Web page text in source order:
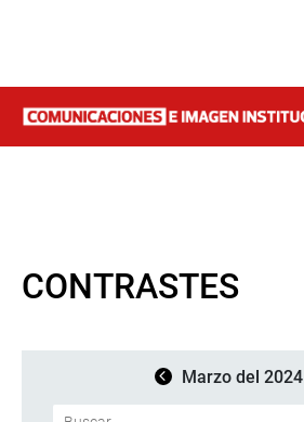
CONTRASTES
Marzo del 2024